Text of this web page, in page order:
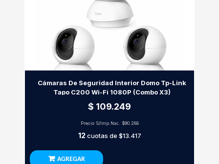
Cámaras De Seguridad Interior Domo Tp-Link
Tapo C200 Wi-Fi 1080P (Combo X3)
$ 109.249
Precio S/Imp.Nac. $90.288
12cuotas de $13.417
AGREGAR